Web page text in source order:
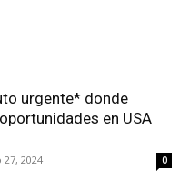
urgente* donde
en USA
2024 0